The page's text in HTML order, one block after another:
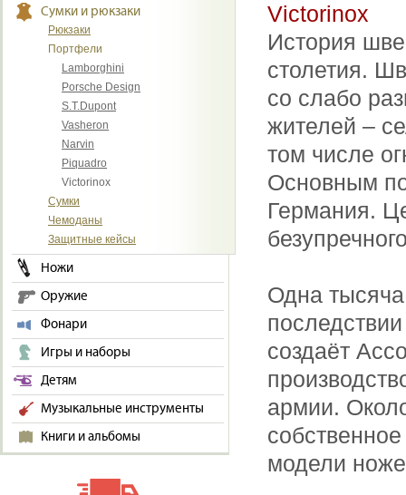
Сумки и рюкзаки
Рюкзаки
Портфели
Lamborghini
Porsche Design
S.T.Dupont
Vasheron
Narvin
Piquadro
Victorinox
Сумки
Чемоданы
Защитные кейсы
Ножи
Оружие
Фонари
Игры и наборы
Детям
Музыкальные инструменты
Книги и альбомы
Victorinox
История
столетия.
со слабо
жителей –
том числе
Основным
Германия.
Одна
создаёт
армии.
модели